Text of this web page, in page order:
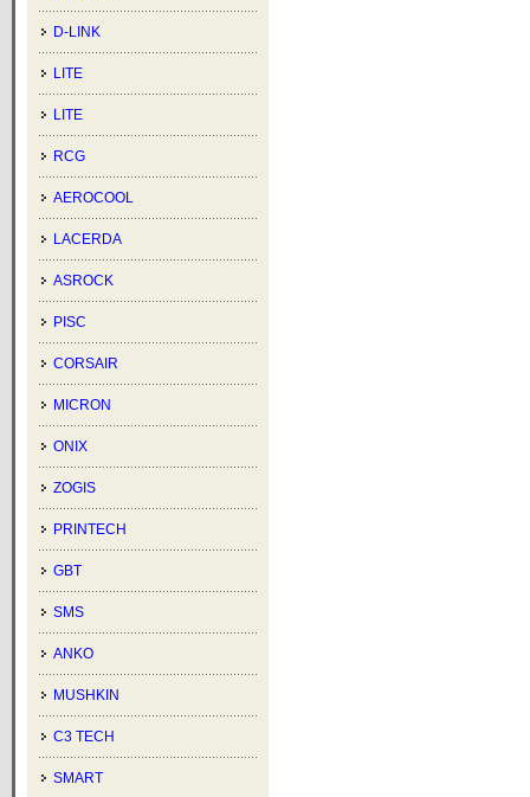
D-LINK
LITE
LITE
RCG
AEROCOOL
LACERDA
ASROCK
PISC
CORSAIR
MICRON
ONIX
ZOGIS
PRINTECH
GBT
SMS
ANKO
MUSHKIN
C3 TECH
SMART